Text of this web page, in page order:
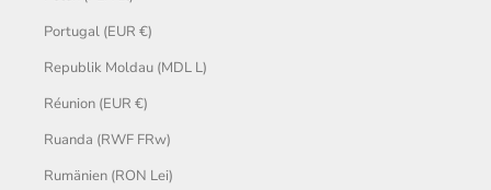
Portugal (EUR €)
Republik Moldau (MDL L)
Réunion (EUR €)
Ruanda (RWF FRw)
Rumänien (RON Lei)